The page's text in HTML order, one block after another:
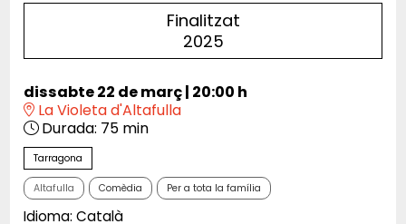
Finalitzat
2025
dissabte 22 de març| 20:00 h
La Violeta d'Altafulla
Durada: 75 min
Tarragona
Altafulla Comèdia Per a tota la família
Idioma: Català